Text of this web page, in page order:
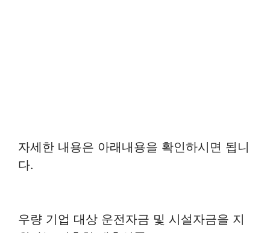
자세한 내용은 아래내용을 확인하시면 됩니
다.
우량 기업 대상 운전자금 및 시설자금을 지